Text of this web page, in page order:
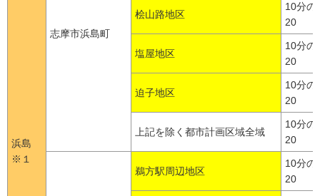
浜島
※１
志摩市浜島町
桧山路地区
10分の
20
塩屋地区
10分の
20
迫子地区
10分の
20
上記を除く都市計画区域全域
10分の
20
鵜方駅周辺地区
10分の
20